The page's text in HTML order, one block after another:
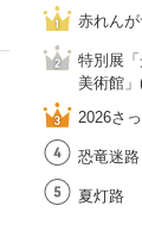
赤れん
特別展
美術館
2026さ
恐竜迷
夏灯路